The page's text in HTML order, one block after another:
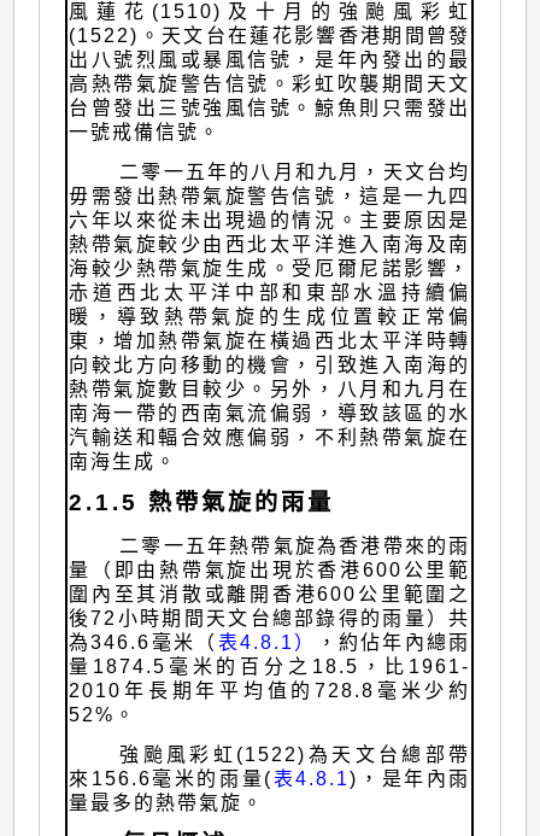
風蓮花(1510)及十月的強颱風彩虹
(1522)。天文台在蓮花影響香港期間曾發
出八號烈風或暴風信號，是年內發出的最
高熱帶氣旋警告信號。彩虹吹襲期間天文
台曾發出三號強風信號。鯨魚則只需發出
一號戒備信號。
二零一五年的八月和九月，天文台均
毋需發出熱帶氣旋警告信號，這是一九四
六年以來從未出現過的情況。主要原因是
熱帶氣旋較少由西北太平洋進入南海及南
海較少熱帶氣旋生成。受厄爾尼諾影響，
赤道西北太平洋中部和東部水溫持續偏
暖，導致熱帶氣旋的生成位置較正常偏
東，增加熱帶氣旋在橫過西北太平洋時轉
向較北方向移動的機會，引致進入南海的
熱帶氣旋數目較少。另外，八月和九月在
南海一帶的西南氣流偏弱，導致該區的水
汽輸送和輻合效應偏弱，不利熱帶氣旋在
南海生成。
2.1.5 熱帶氣旋的雨量
二零一五年熱帶氣旋為香港帶來的雨
量（即由熱帶氣旋出現於香港600公里範
圍內至其消散或離開香港600公里範圍之
後72小時期間天文台總部錄得的雨量）共
為346.6毫米（ 表4.8.1）
，約佔年內總雨
量1874.5毫米的百分之18.5，比1961-
2010年長期年平均值的728.8毫米少約
52%。
強颱風彩虹(1522)為天文台總部帶
來156.6毫米的雨量(表4.8.1)，是年內雨
量最多的熱帶氣旋。